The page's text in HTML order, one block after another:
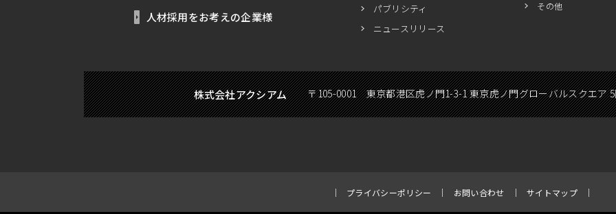
人材採用をお考えの企業様
パブリシティ
ニュースリリース
その他
株式会社アクシアム 〒105-0001 東京都港区虎ノ門1-3-1 東京虎ノ門グローバルスクエア
プライバシーポリシー お問い合わせ サイトマップ